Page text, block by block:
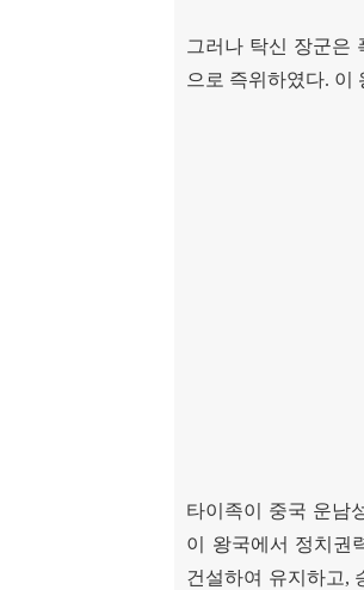
그러나 탁신 장군은
으로 즉위하였다. 이
타이족이 중국 운남
이 왕국에서 정치권
건설하여 유지하고,